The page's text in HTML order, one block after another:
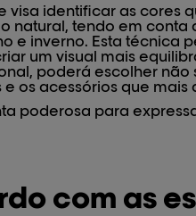
visa identificar as cores
natural, tendo em
e inverno. Esta técnica
um visual mais
poderá escolher não
os acessórios que mais
poderosa para
com as